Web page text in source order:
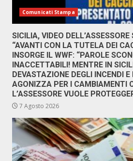
Comunicati Stampa
SICILIA, VIDEO
“AVANTI CON LA TUTELA DEI
INSORGE IL WWF: “PAROLE
INACCETTABILI! MENTRE IN
DEVASTAZIONE DEGLI INCENDI
AGONIZZA PER I CAMBIAMENTI
L’ASSESSORE VUOLE
7 Agosto 2026